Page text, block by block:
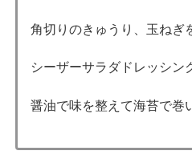
角切りのきゅうり、玉ねぎ
シーザーサラダドレッシン
醤油で味を整えて海苔で巻